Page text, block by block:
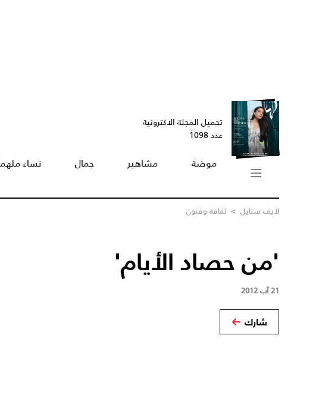
تحميل المجلة الاكترونية
عدد 1098
موضة مشاهير جمال نساء
لايف ستايل > ثقافة وفنون
'من حصاد الأيام'
21 آب 2012
شارك